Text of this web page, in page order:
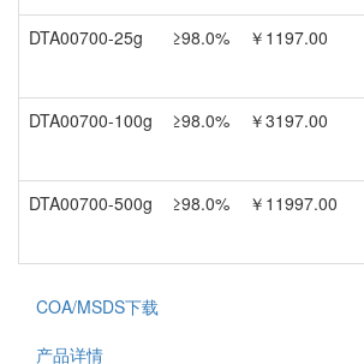
DTA00700-25g ≥98.0% ￥1197.00
DTA00700-100g ≥98.0% ￥3197.00
DTA00700-500g ≥98.0% ￥11997.00
COA/MSDS下载
产品详情